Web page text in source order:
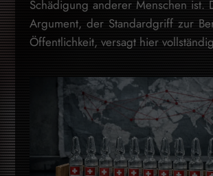
Schädigung anderer Menschen ist.
Argument, der Standardgriff zur
Öffentlichkeit, versagt hier